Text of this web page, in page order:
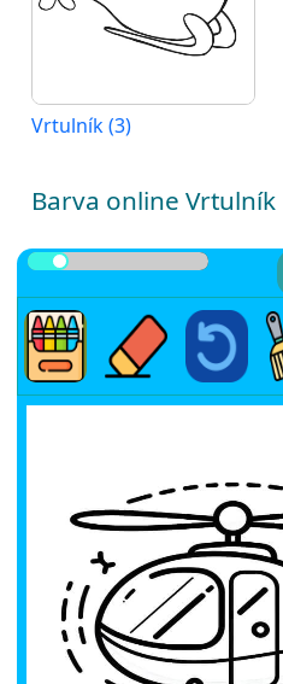
Vrtulník (3)
Barva online Vrtulník